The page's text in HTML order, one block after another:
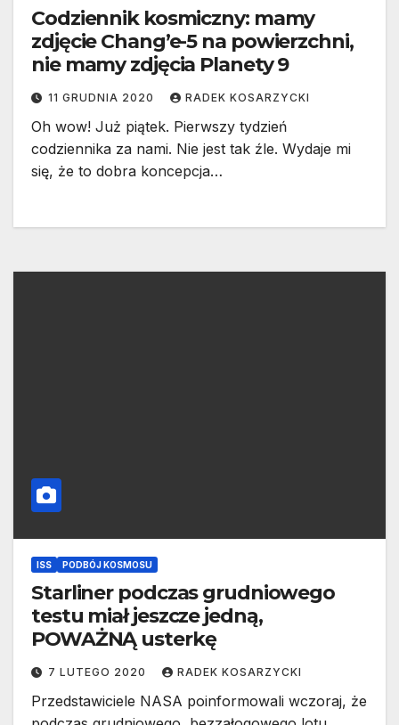
Codziennik kosmiczny: mamy
zdjęcie Chang’e-5 na powierzchni,
nie mamy zdjęcia Planety 9
11 GRUDNIA 2020 RADEK KOSARZYCKI
Oh wow! Już piątek. Pierwszy tydzień
codziennika za nami. Nie jest tak źle. Wydaje mi
się, że to dobra koncepcja…
ISS PODBÓJ KOSMOSU
Starliner podczas grudniowego
testu miał jeszcze jedną,
POWAŻNĄ usterkę
7 LUTEGO 2020 RADEK KOSARZYCKI
Przedstawiciele NASA poinformowali wczoraj, że